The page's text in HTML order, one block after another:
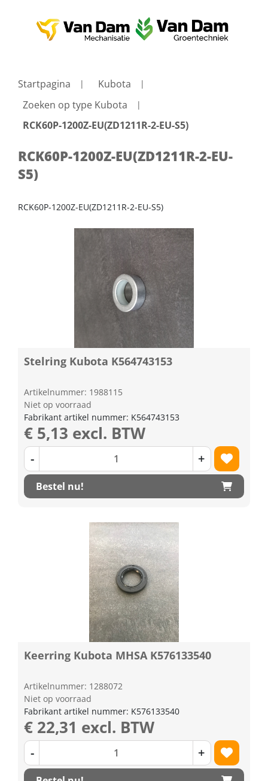
Startpagina
Kubota
Zoeken op type Kubota
RCK60P-1200Z-EU(ZD1211R-2-EU-S5)
RCK60P-1200Z-EU(ZD1211R-2-EU-
S5)
RCK60P-1200Z-EU(ZD1211R-2-EU-S5)
Stelring Kubota K564743153
Artikelnummer: 1988115
Niet op voorraad
Fabrikant artikel nummer: K564743153
€ 5,13 excl. BTW
- +
Bestel nu!
Keerring Kubota MHSA K576133540
Artikelnummer: 1288072
Niet op voorraad
Fabrikant artikel nummer: K576133540
€ 22,31 excl. BTW
- +